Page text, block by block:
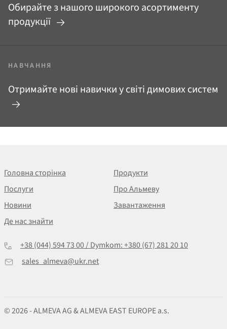
Обирайте з нашого широкого асортименту
продукції
НАВЧАННЯ
Отримайте нові навички у світі димових систем
Головна сторінка
Продукти
Послуги
Про Альмеву
Новини
Завантаження
Де нас знайти
+38 (044) 594 73 00 / Dymkom: +380 (67) 281 20 10
sales_almeva@ukr.net
© 2026 - ALMEVA AG & ALMEVA EAST EUROPE a.s.